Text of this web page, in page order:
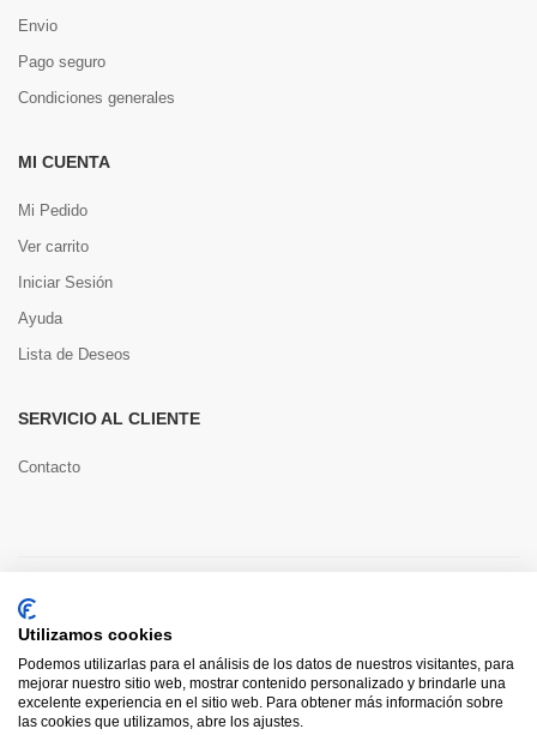
Envio
Pago seguro
Condiciones generales
MI CUENTA
Mi Pedido
Ver carrito
Iniciar Sesión
Ayuda
Lista de Deseos
SERVICIO AL CLIENTE
Contacto
Utilizamos cookies
Podemos utilizarlas para el análisis de los datos de nuestros visitantes, para
mejorar nuestro sitio web, mostrar contenido personalizado y brindarle una
excelente experiencia en el sitio web. Para obtener más información sobre
las cookies que utilizamos, abre los ajustes.